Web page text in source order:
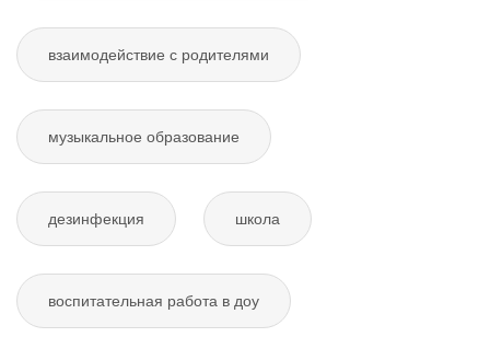
взаимодействие с родителями
музыкальное образование
дезинфекция школа
воспитательная работа в доу